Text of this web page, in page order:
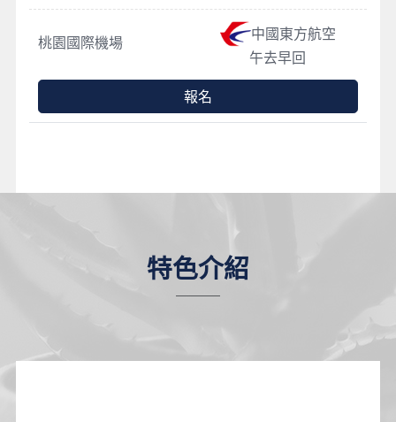
特色介紹
桃園國際機場
中國東方航空
午去早回
報名